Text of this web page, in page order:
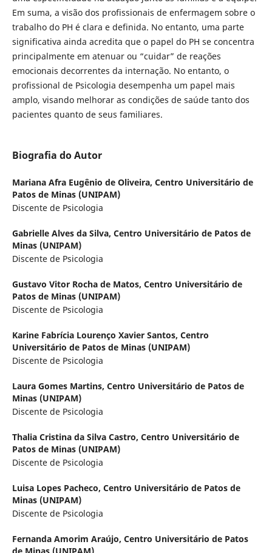
Em suma, a visão dos profissionais de enfermagem sobre o
trabalho do PH é clara e definida. No entanto, uma parte
significativa ainda acredita que o papel do PH se concentra
principalmente em atenuar ou “cuidar” de reações
emocionais decorrentes da internação. No entanto, o
profissional de Psicologia desempenha um papel mais
amplo, visando melhorar as condições de saúde tanto dos
pacientes quanto de seus familiares.
Biografia do Autor
Mariana Afra Eugênio de Oliveira, Centro Universitário de
Patos de Minas (UNIPAM)
Discente de Psicologia
Gabrielle Alves da Silva, Centro Universitário de Patos de
Minas (UNIPAM)
Discente de Psicologia
Gustavo Vitor Rocha de Matos, Centro Universitário de
Patos de Minas (UNIPAM)
Discente de Psicologia
Karine Fabrícia Lourenço Xavier Santos, Centro
Universitário de Patos de Minas (UNIPAM)
Discente de Psicologia
Laura Gomes Martins, Centro Universitário de Patos de
Minas (UNIPAM)
Discente de Psicologia
Thalia Cristina da Silva Castro, Centro Universitário de
Patos de Minas (UNIPAM)
Discente de Psicologia
Luisa Lopes Pacheco, Centro Universitário de Patos de
Minas (UNIPAM)
Discente de Psicologia
Fernanda Amorim Araújo, Centro Universitário de Patos